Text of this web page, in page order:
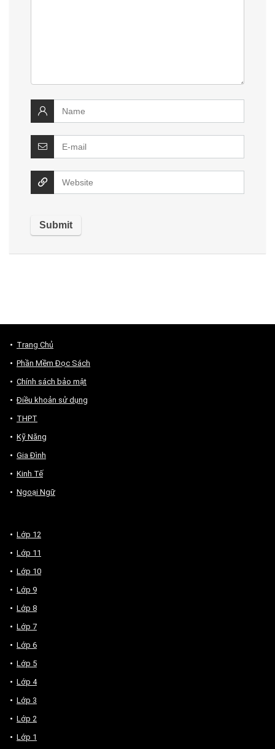
Trang Chủ
Phần Mềm Đọc Sách
Chính sách bảo mật
Điều khoản sử dụng
THPT
Kỹ Năng
Gia Đình
Kinh Tế
Ngoại Ngữ
Lớp 12
Lớp 11
Lớp 10
Lớp 9
Lớp 8
Lớp 7
Lớp 6
Lớp 5
Lớp 4
Lớp 3
Lớp 2
Lớp 1